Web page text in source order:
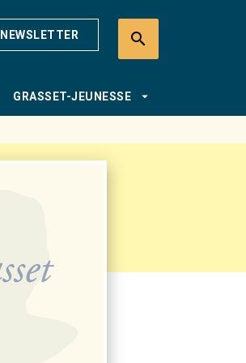
NEWSLETTER search
GRASSET-JEUNESSE arrow_drop_down